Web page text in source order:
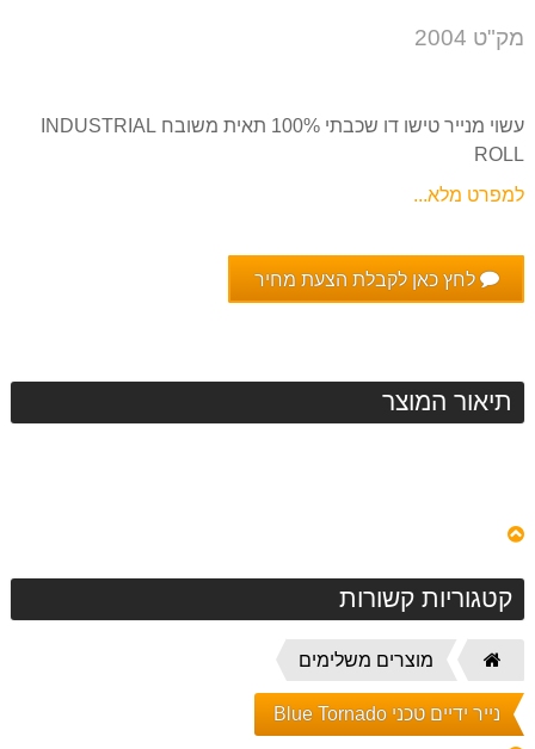
מק"ט 2004
עשוי מנייר טישו דו שכבתי 100% תאית משובח INDUSTRIAL
ROLL
למפרט מלא...
לחץ כאן לקבלת הצעת מחיר
תיאור המוצר
קטגוריות קשורות
דף
הבית
מוצרים משלימים
נייר ידיים טכני Blue Tornado